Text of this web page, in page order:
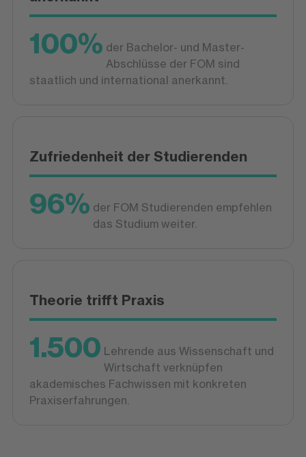
100% der Bachelor- und Master-
Abschlüsse der FOM sind
staatlich und international anerkannt.
Zufriedenheit der Studierenden
96% der FOM Studierenden empfehlen
das Studium weiter.
Theorie trifft Praxis
1.500 Lehrende aus Wissenschaft und
Wirtschaft verknüpfen
akademisches Fachwissen mit konkreten
Praxiserfahrungen.